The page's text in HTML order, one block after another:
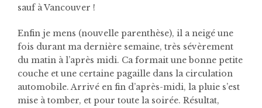
sauf à Vancouver !
Enfin je mens (nouvelle parenthèse), il a neigé une
fois durant ma dernière semaine, très sévèrement
du matin à l’après midi. Ca formait une bonne petite
couche et une certaine pagaille dans la circulation
automobile. Arrivé en fin d’après-midi, la pluie s’est
mise à tomber, et pour toute la soirée. Résultat,